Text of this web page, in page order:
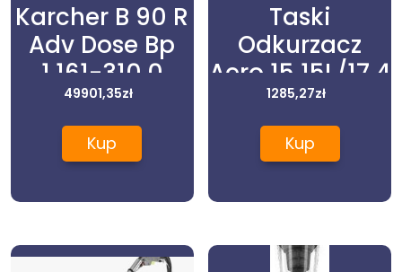
Karcher B 90 R
Adv Dose Bp
1.161-310.0
49901,35zł
Kup
Taski
Odkurzacz
Aero 15 15L/17 4
Kpa (11724248)
1285,27zł
Kup